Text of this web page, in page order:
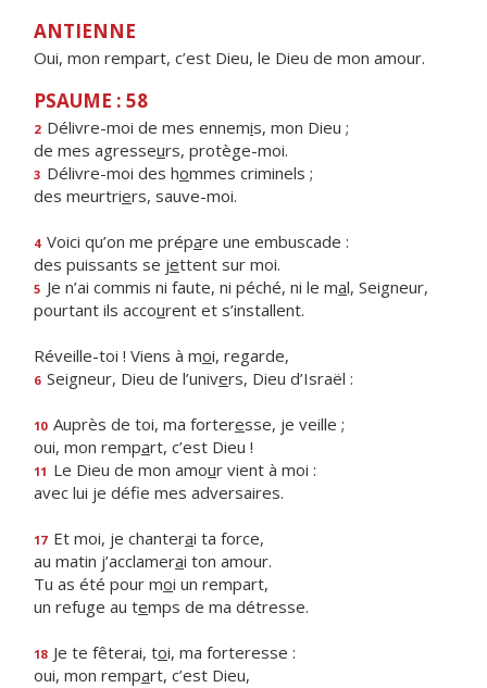
ANTIENNE
Oui, mon rempart, c’est Dieu, le Dieu de mon amour.
PSAUME : 58
2 Délivre-moi de mes ennemis, mon Dieu ;
de mes agresseurs, protège-moi.
3 Délivre-moi des hommes criminels ;
des meurtriers, sauve-moi.
4 Voici qu’on me prépare une embuscade :
des puissants se jettent sur moi.
5 Je n’ai commis ni faute, ni péché, ni le mal, Seigneur,
pourtant ils accourent et s’installent.
Réveille-toi ! Viens à moi, regarde,
6 Seigneur, Dieu de l’univers, Dieu d’Israël :
10 Auprès de toi, ma forteresse, je veille ;
oui, mon rempart, c’est Dieu !
11 Le Dieu de mon amour vient à moi :
avec lui je défe mes adversaires.
17 Et moi, je chanterai ta force,
au matin j’acclamerai ton amour.
Tu as été pour moi un rempart,
un refuge au temps de ma détresse.
18 Je te fêterai, toi, ma forteresse :
oui, mon rempart, c’est Dieu,